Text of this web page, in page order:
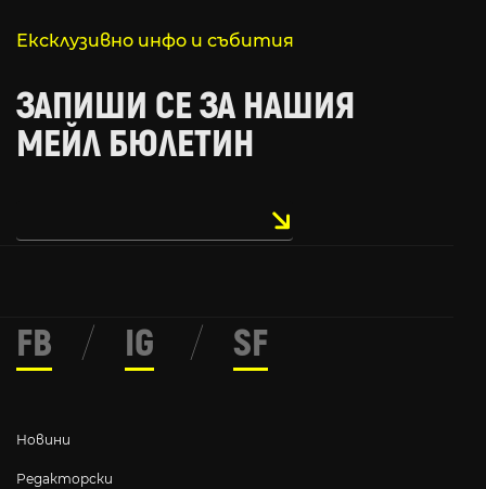
Ексклузивно инфо и събития
ЗАПИШИ СЕ ЗА НАШИЯ
МЕЙЛ БЮЛЕТИН
Новини
Редакторски
FB / IG / SF